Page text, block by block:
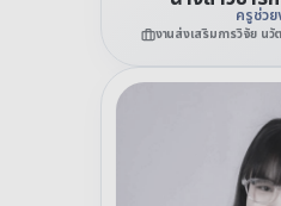
ครูช่วย
งานส่งเสริมการวิจัย น